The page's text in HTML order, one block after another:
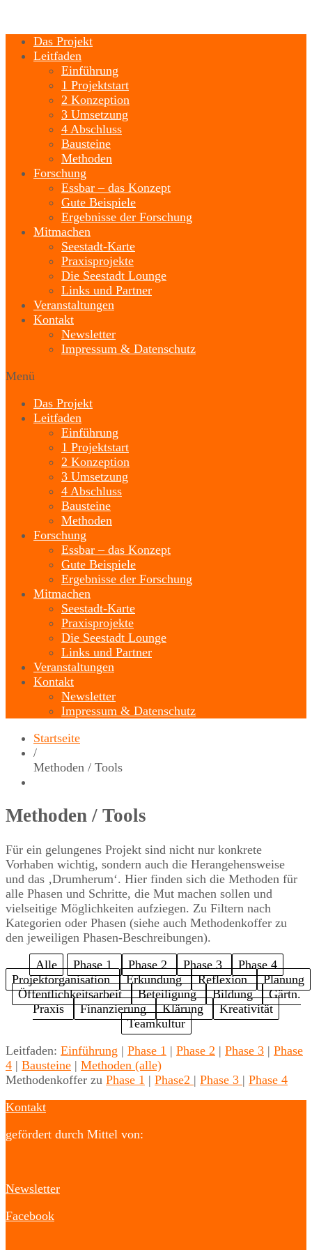
Das Projekt
Leitfaden
Einführung
1 Projektstart
2 Konzeption
3 Umsetzung
4 Abschluss
Bausteine
Methoden
Forschung
Essbar – das Konzept
Gute Beispiele
Ergebnisse der Forschung
Mitmachen
Seestadt-Karte
Praxisprojekte
Die Seestadt Lounge
Links und Partner
Veranstaltungen
Kontakt
Newsletter
Impressum & Datenschutz
Menü
Das Projekt
Leitfaden
Einführung
1 Projektstart
2 Konzeption
3 Umsetzung
4 Abschluss
Bausteine
Methoden
Forschung
Essbar – das Konzept
Gute Beispiele
Ergebnisse der Forschung
Mitmachen
Seestadt-Karte
Praxisprojekte
Die Seestadt Lounge
Links und Partner
Veranstaltungen
Kontakt
Newsletter
Impressum & Datenschutz
Startseite
/
Methoden / Tools
Methoden / Tools
Für ein gelungenes Projekt sind nicht nur konkrete
Vorhaben wichtig, sondern auch die Herangehensweise
und das ‚Drumherum‘. Hier finden sich die Methoden für
alle Phasen und Schritte, die Mut machen sollen und
vielseitige Möglichkeiten aufziegen. Zu Filtern nach
Kategorien oder Phasen (siehe auch Methodenkoffer zu
den jeweiligen Phasen-Beschreibungen).
Alle
Phase 1 Phase 2 Phase 3
Phase 4
Projektorganisation
Erkundung Reflexion
Planung
Öffentlichkeitsarbeit
Beteiligung Bildung
Gärtn.
Praxis
Finanzierung Klärung
Kreativität
Teamkultur
Leitfaden: Einführung | Phase 1 | Phase 2 | Phase 3 | Phase
4 | Bausteine | Methoden (alle)
Methodenkoffer zu Phase 1 | Phase2 | Phase 3 | Phase 4
Kontakt
gefördert durch Mittel von:
Newsletter
Facebook